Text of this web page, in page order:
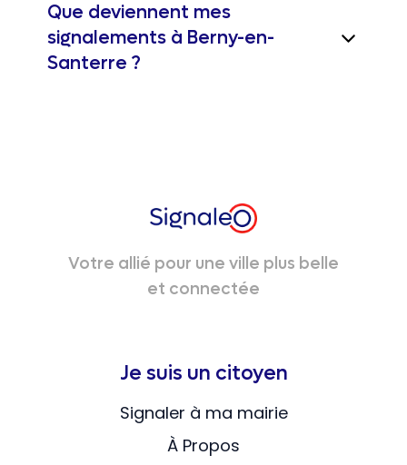
Que deviennent mes
signalements à Berny-en-
Santerre ?
Votre allié pour une ville plus belle
et connectée
Je suis un citoyen
Signaler à ma mairie
À Propos